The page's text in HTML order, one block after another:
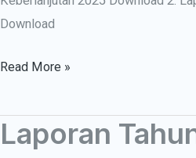
Download
Read More »
Laporan
Laporan
Tahunan